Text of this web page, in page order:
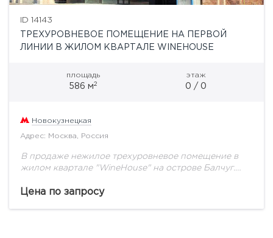
ID 14143
ТРЕХУРОВНЕВОЕ ПОМЕЩЕНИЕ НА ПЕРВОЙ
ЛИНИИ В ЖИЛОМ КВАРТАЛЕ WINEHOUSE
площадь
586 м2
этаж
0 / 0
Новокузнецкая
Адрес: Москва, Россия
В продаже нежилое трехуровневое помещение в
жилом квартале "WineHouse" на острове Балчуг.
107,9 кв.м, 1 этаж - 123,1 кв.м,...
Цена по запросу